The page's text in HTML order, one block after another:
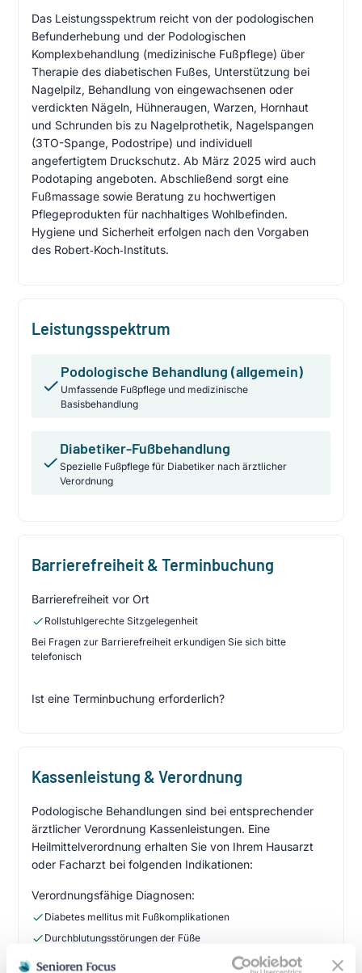
Das Leistungsspektrum reicht von der podologischen
Befunderhebung und der Podologischen
Komplexbehandlung (medizinische Fußpflege) über
Therapie des diabetischen Fußes, Unterstützung bei
Nagelpilz, Behandlung von eingewachsenen oder
verdickten Nägeln, Hühneraugen, Warzen, Hornhaut
und Schrunden bis zu Nagelprothetik, Nagelspangen
(3TO-Spange, Podostripe) und individuell
angefertigtem Druckschutz. Ab März 2025 wird auch
Podotaping angeboten. Abschließend sorgt eine
Fußmassage sowie Beratung zu hochwertigen
Pflegeprodukten für nachhaltiges Wohlbefinden.
Hygiene und Sicherheit erfolgen nach den Vorgaben
des Robert‑Koch‑Instituts.
Leistungsspektrum
Podologische Behandlung (allgemein)
Umfassende Fußpflege und medizinische
Basisbehandlung
Diabetiker-Fußbehandlung
Spezielle Fußpflege für Diabetiker nach ärztlicher
Verordnung
Barrierefreiheit & Terminbuchung
Barrierefreiheit vor Ort
Rollstuhlgerechte Sitzgelegenheit
Bei Fragen zur Barrierefreiheit erkundigen Sie sich bitte
telefonisch
Ist eine Terminbuchung erforderlich?
Kassenleistung & Verordnung
Podologische Behandlungen sind bei entsprechender
ärztlicher Verordnung Kassenleistungen. Eine
Heilmittelverordnung erhalten Sie von Ihrem Hausarzt
oder Facharzt bei folgenden Indikationen:
Verordnungsfähige Diagnosen:
Diabetes mellitus mit Fußkomplikationen
Durchblutungsstörungen der Füße